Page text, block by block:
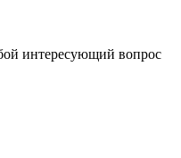
интересующий вопрос